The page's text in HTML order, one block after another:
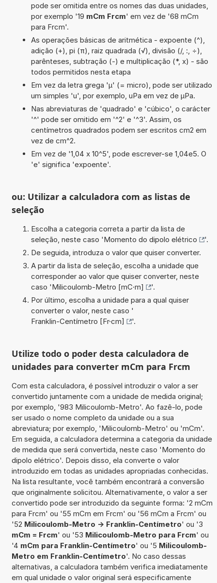
pode ser omitida entre os nomes das duas unidades,
por exemplo '19 mCm Frcm' em vez de '68 mCm
para Frcm'.
As operações básicas de aritmética - expoente (^),
adição (+), pi (π), raiz quadrada (√), divisão (/, :, ÷),
parênteses, subtração (-) e multiplicação (*, x) - são
todos permitidos nesta etapa
Em vez da letra grega 'µ' (= micro), pode ser utilizado
um simples 'u', por exemplo, uPa em vez de µPa.
Nas abreviaturas de 'quadrado' e 'cúbico', o carácter
'^' pode ser omitido em '^2' e '^3'. Assim, os
centímetros quadrados podem ser escritos cm2 em
vez de cm^2.
Em vez de '1,04 x 10^5', pode escrever-se 1,04e5. O
'e' significa 'expoente'.
ou: Utilizar a calculadora com as listas de
seleção
Escolha a categoria correta a partir da lista de
seleção, neste caso 'Momento do dipolo elétrico
'.
De seguida, introduza o valor que quiser converter.
A partir da lista de seleção, escolha a unidade que
corresponder ao valor que quiser converter, neste
caso 'Milicoulomb-Metro [mC·m]
'.
Por último, escolha a unidade para a qual quiser
converter o valor, neste caso '
Franklin-Centímetro [Fr·cm]
'.
Utilize todo o poder desta calculadora de
unidades para converter mCm para Frcm
Com esta calculadora, é possível introduzir o valor a ser
convertido juntamente com a unidade de medida original;
por exemplo, '983 Milicoulomb-Metro'. Ao fazê-lo, pode
ser usado o nome completo da unidade ou a sua
abreviatura; por exemplo, 'Milicoulomb-Metro' ou 'mCm'.
Em seguida, a calculadora determina a categoria da unidade
de medida que será convertida, neste caso 'Momento do
dipolo elétrico'. Depois disso, ela converte o valor
introduzido em todas as unidades apropriadas conhecidas.
Na lista resultante, você também encontrará a conversão
que originalmente solicitou. Alternativamente, o valor a ser
convertido pode ser introduzido da seguinte forma: '2 mCm
para Frcm' ou '55 mCm em Frcm' ou '56 mCm a Frcm' ou
'52 Milicoulomb-Metro -> Franklin-Centímetro' ou '3
mCm = Frcm' ou '53 Milicoulomb-Metro para Frcm' ou
'4 mCm para Franklin-Centímetro' ou '5 Milicoulomb-
Metro em Franklin-Centímetro'. No caso dessas
alternativas, a calculadora também verifica imediatamente
em qual unidade o valor original será especificamente